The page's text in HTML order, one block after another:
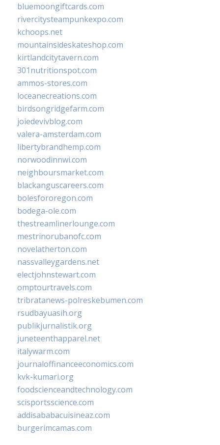
bluemoongiftcards.com
rivercitysteampunkexpo.com
kchoops.net
mountainsideskateshop.com
kirtlandcitytavern.com
301nutritionspot.com
ammos-stores.com
loceanecreations.com
birdsongridgefarm.com
joiedevivblog.com
valera-amsterdam.com
libertybrandhemp.com
norwoodinnwi.com
neighboursmarket.com
blackanguscareers.com
bolesfororegon.com
bodega-ole.com
thestreamlinerlounge.com
mestrinorubanofc.com
novelatherton.com
nassvalleygardens.net
electjohnstewart.com
omptourtravels.com
tribratanews-polreskebumen.com
rsudbayuasih.org
publikjurnalistik.org
juneteenthapparel.net
italywarm.com
journaloffinanceeconomics.com
kvk-kumari.org
foodscienceandtechnology.com
scisportsscience.com
addisababacuisineaz.com
burgerimcamas.com